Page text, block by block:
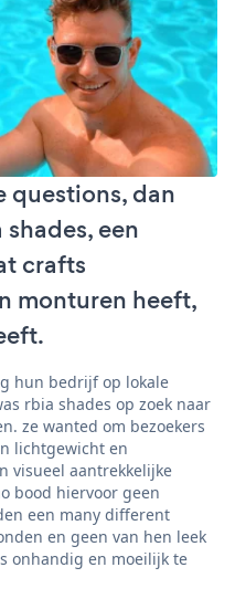
questions, dan
een
crafts
monturen heeft,
hun bedrijf op lokale
rbia shades op zoek naar
ze wanted om bezoekers
lichtgewicht en
visueel aantrekkelijke
bood hiervoor geen
een many different
en geen van hen leek
onhandig en moeilijk te